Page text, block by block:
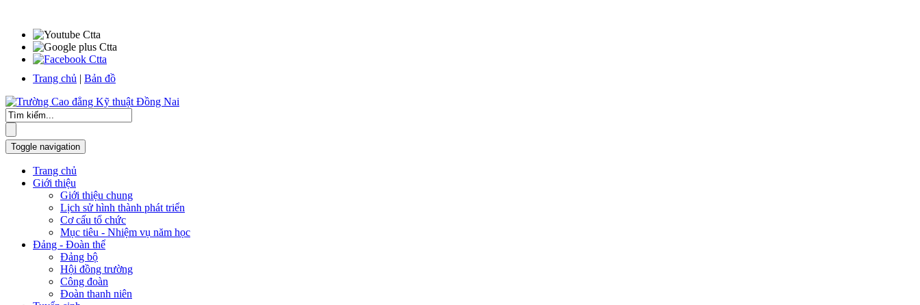
Trang chủ | Bản đồ
Toggle navigation
Trang chủ
Giới thiệu
Giới thiệu chung
Lịch sử hình thành phát triển
Cơ cấu tổ chức
Mục tiêu - Nhiệm vụ năm học
Đảng - Đoàn thể
Đảng bộ
Hội đồng trường
Công đoàn
Đoàn thanh niên